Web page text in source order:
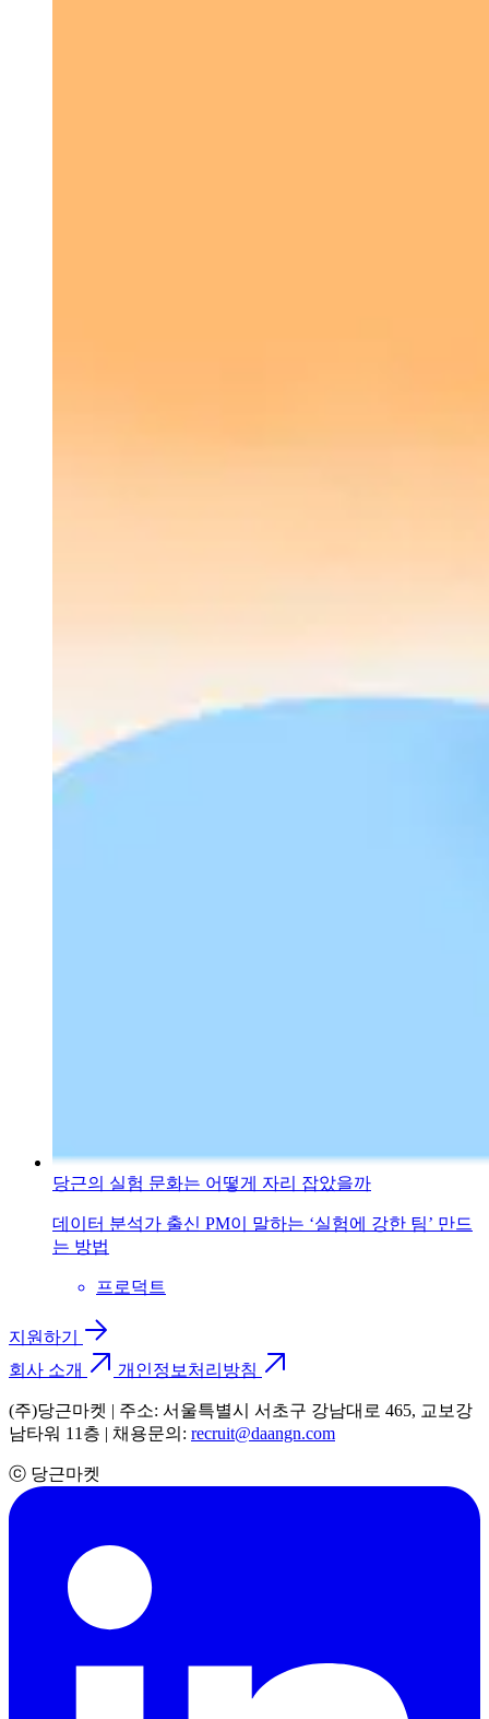
당근의 실험 문화는 어떻게 자리 잡았을까
데이터 분석가 출신 PM이 말하는 ‘실험에 강한 팀’ 만드
는 방법
프로덕트
지원하기
회사 소개
개인정보처리방침
(주)당근마켓 | 주소: 서울특별시 서초구 강남대로 465, 교보강
남타워 11층 | 채용문의: recruit@daangn.com
ⓒ 당근마켓